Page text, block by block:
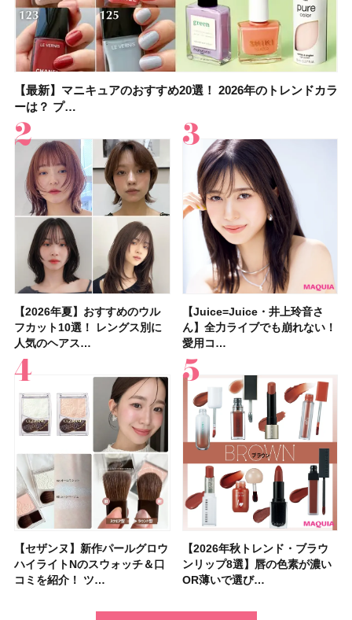
【最新】マニキュアのおすすめ20選！ 2026年のトレンドカラ
ーは？ プ…
【2026年夏】おすすめのウル
フカット10選！ レングス別に
人気のヘアス…
【Juice=Juice・井上玲音さ
ん】全力ライブでも崩れない！
愛用コ…
【セザンヌ】新作パールグロウ
ハイライトNのスウォッチ＆口
コミを紹介！ ツ…
【2026年秋トレンド・ブラウ
ンリップ8選】唇の色素が濃い
OR薄いで選び…
大野真理子さんのリピ買い「ブライトニング」14選！ 透明肌
の秘訣を公開
【石井美保さん】おすすめの
「ブライトニング」11選！ ス
キンケアからサプ…
【2026夏】「大人のニキビケ
ア」ランキングTOP5！＜マキ
アビューティ…
【クリスマスコフレ2026】ク
リニークのホリデーコフレを一
挙紹介！ 人気…
【クリスマスコフレ2026】ポ
ーラ「B.A」から、冬の特別コ
フレ2種が登…
【最新】マニキュアのおすすめ20選！ 2026年のトレンドカラ
ーは？ プ…
【Juice=Juice・井上玲音さ
ん】全力ライブでも崩れない！
愛用コ…
【セザンヌ】新作パールグロウ
ハイライトNのスウォッチ＆口
コミを紹介！ ツ…
【2026年秋トレンド・ブラウ
ンリップ8選】唇の色素が濃い
OR薄いで選び…
【2026年最新】落ちないアイ
ブロウおすすめ18選！ 汗に強
い眉ペンシル…
【2026夏】「香水・フレグランス」ランキングTOP5！＜美
容マニア・マ…
【2026年】ボディ用日焼け止
めUVのおすすめ20選！ この夏
注目の人気…
【クリスマスコフレ2026】
HACCIのホリデーギフトが豪華
すぎると話題…
【クリスマスコフレ2026】ハ
ウス オブ ローゼは今年もムー
ミンとの限定…
【ニベア】美容液リップクリー
ム＆ボディスクラブが新登場！
大人気の色付き…
【おすすめダイエットサプリ８選】食べすぎた日をサポー
ト！選び方＆糖質・脂…
【板野友美さんの美活】「実は
うねりやすいクセ毛なんです」
美しいロングヘア…
【美容系・伊能忠敬界隈】目指
すは日本縦断！ 山之内すずさ
んが100km歩…
【石井美保さんのおすすめお菓
子＆お茶10選】手土産にもぴっ
たり
【美容系・伊能忠敬界隈】上西
星来さんは5年間1日1万歩を継
続！ 歩くとき…
【2026年夏】おすすめのウルフカット10選！ レングス別に人
気のヘアス…
【2026年夏】40代におすすめ
の髪型30選！ 若く見える・手
入れが楽な…
【2026年夏】おすすめの髪型
36選！ショート・ボブ・ミディ
アム・ロング…
【最新】髪のうねり・広がり・
くせ毛におすすめのシャンプー
17選
【2026年夏】小顔に見えるボ
ブの髪型37選！ レイヤー・切
りっぱなしな…
【橋本環奈さんの美容Q&A】顔用コスメで全身ケア！「お尻
や脚も喜んでくれ…
【フォロー＆いいねで当たる】
中国割烹旅館 掬水亭の宿泊券
を1組2名様にプ…
【鈴木えみさんの愛用品30選】
コスメ・スキンケア・ヘアケア
etc.お気に…
【読者プレゼント】羽の見えな
いハンディファン
「baramood」を3名様…
【2026年8月の一粒万倍日】お
すすめの開運コスメ＆美容アイ
テム10選！
【セザンヌ新色】ブライトカラーシーラーを全色レビュー！
色補正効果をビフォ…
【新色追加】セザンヌ「ウォー
タリーティントリップ」全色レ
ビュー｜イエベ・…
【セザンヌ】8/7新色追加！
「ウォータリーティントリップ
」10モモピュ…
【セザンヌ】「ブライトカラー
シーラー」新色グリーンが8/7
に発売｜既存色…
【ルナソルアイシャドウ】アイ
カラーレーションN新色・限定
色をイエベ・ブ…